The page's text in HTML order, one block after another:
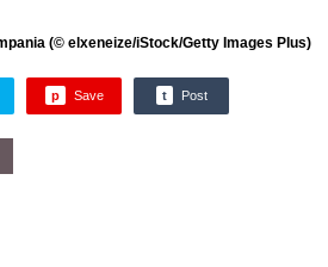
(© elxeneize/iStock/Getty Images Plus)
p Save t Post